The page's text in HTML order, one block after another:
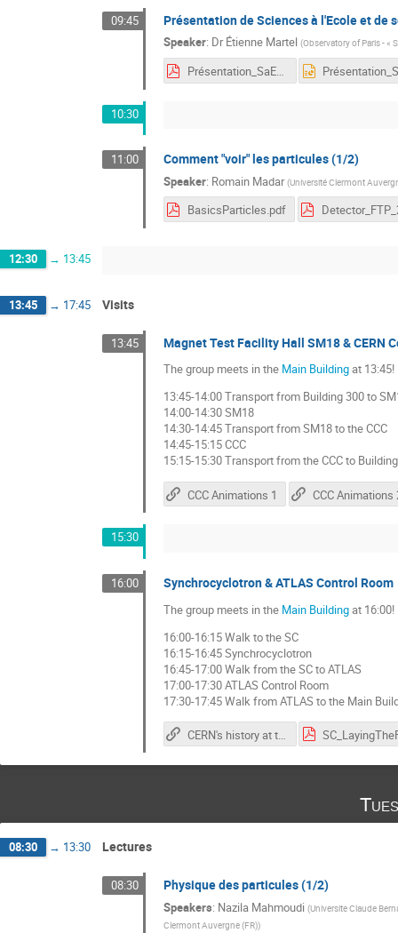
09:45 Présentation de Sciences à l'Ecole et de
Speaker: Dr Étienne Martel (Observatory of Paris - «
Présentation_SaE_FTP_2024.pdf
10:30
11:00 Comment "voir" les particules (1/2)
Speaker: Romain Madar (Université Clermont
BasicsParticles.pdf
12:30 → 13:45
13:45 → 17:45 Visits
13:45 Magnet Test Facility Hall SM18 & CERN
The group meets in the Main Buildingat 13:45!
13:45-14:00 Transport from Building 300 to
14:00-14:30 SM18
14:30-14:45 Transport from SM18 to the CCC
14:45-15:15 CCC
15:15-15:30 Transport from the CCC to
CCC Animations 1 CCC Animations
15:30
16:00 Synchrocyclotron & ATLAS Control Room
The group meets in the Main Buildingat 16:00!
16:00-16:15 Walk to the SC
16:15-16:45 Synchrocyclotron
16:45-17:00 Walk from the SC to ATLAS
17:00-17:30 ATLAS Control Room
17:30-17:45 Walk from ATLAS to the Main
CERN's history at the SC
08:30 → 13:30 Lectures
08:30 Physique des particules (1/2)
Speakers: Nazila Mahmoudi (Universite Claude
Clermont Auvergne (FR))